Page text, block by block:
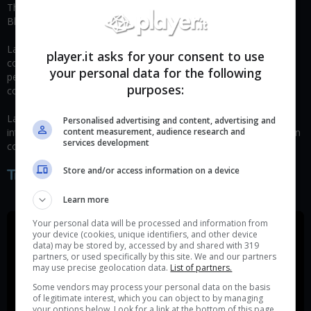
The Medium è un thriller con sfumature da horror gotico di
Bloober Team, lo studio di Layers of Fear e Observer.
La protagonista è Marianne, una medium in grado di entrare in
contatto con il mondo spirituale. Entrare nel mondo dei morti,
però, è un vero azzardo e bisogna essere pronti a pagarne le
conseguenze.
La particolarità di The Medium sta nella possibilità di visitare e
interagire con entrambi i mondi (quello reale e quello spirituale) in
contemporanea, senza caricamenti.
Trailer di gioco
player.it asks for your consent to use
your personal data for the following
purposes:
Personalised advertising and content, advertising and
content measurement, audience research and
services development
Store and/or access information on a device
Learn more
Your personal data will be processed and information from
your device (cookies, unique identifiers, and other device
data) may be stored by, accessed by and shared with 319
partners, or used specifically by this site. We and our partners
may use precise geolocation data. List of partners.
Some vendors may process your personal data on the basis
of legitimate interest, which you can object to by managing